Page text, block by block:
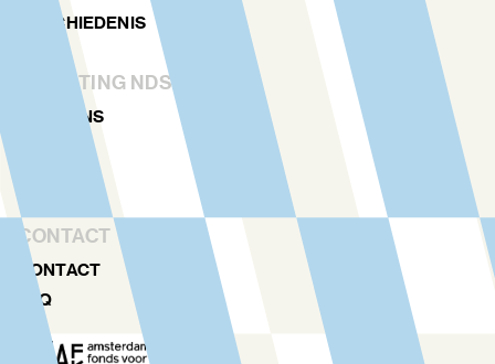
GESCHIEDENIS
STICHTING NDSM-WERF
OVER ONS
CONTACT
CONTACT
FAQ